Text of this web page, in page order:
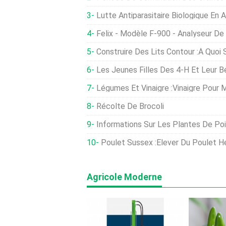
Lutte Antiparasitaire Biologique En
Felix - Modèle F-900 - Analyseur De Gaz
Construire Des Lits Contour :à Quoi
Les Jeunes Filles Des 4-H Et Leur
Légumes Et Vinaigre :vinaigre Pour
Récolte De Brocoli
Informations Sur Les Plantes De Poivrons Serrano - Comment
Poulet Sussex :Élever Du Poulet
Agricole Moderne